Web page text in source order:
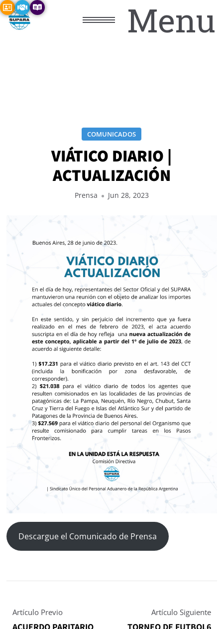
Menu
COMUNICADOS
VIÁTICO DIARIO |
ACTUALIZACIÓN
Prensa Jun 28, 2023
Descargue el Comunicado de Prensa
Artículo Previo
ACUERDO PARITARIO
Artículo Siguiente
TORNEO DE FUTBOL6